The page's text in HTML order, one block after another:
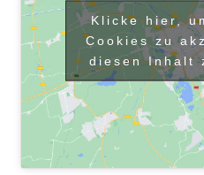
Klicke hier,
Cookies zu
diesen Inhalt